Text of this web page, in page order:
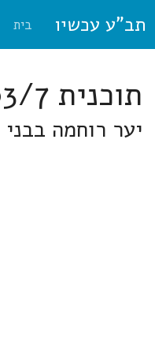
תב"ע עכשיו בית
תוכנית 533/03/7 נגב מערבי
יער רוחמה